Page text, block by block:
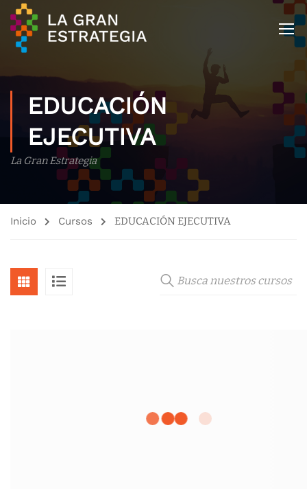
EDUCACIÓN
EJECUTIVA
La Gran Estrategia
Inicio Cursos EDUCACIÓN EJECUTIVA